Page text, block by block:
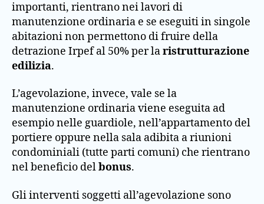
importanti, rientrano nei lavori di
manutenzione ordinaria e se eseguiti in singole
abitazioni non permettono di fruire della
detrazione Irpef al 50% per laristrutturazione
edilizia.
L’agevolazione, invece, vale se la
manutenzione ordinaria viene eseguita ad
esempio nelle guardiole, nell’appartamento del
portiere oppure nella sala adibita a riunioni
condominiali (tutte parti comuni) che rientrano
nel beneficio delbonus.
Gli interventi soggetti all’agevolazione sono